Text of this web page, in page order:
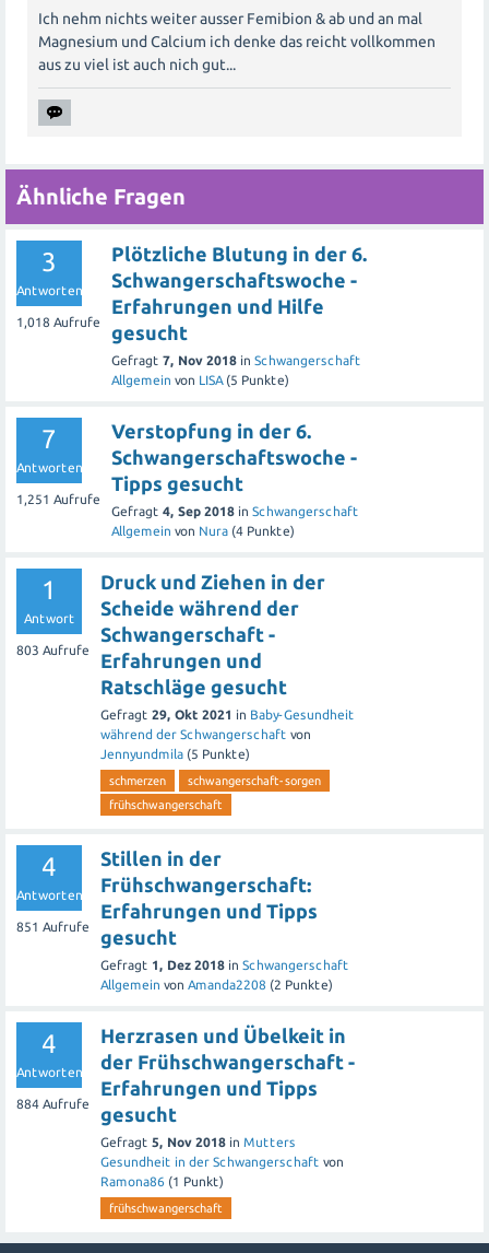
Ich nehm nichts weiter ausser Femibion & ab und an mal
Magnesium und Calcium ich denke das reicht vollkommen
aus zu viel ist auch nich gut...
Ähnliche Fragen
3
Antworten
1,018 Aufrufe
Plötzliche Blutung in der 6.
Schwangerschaftswoche -
Erfahrungen und Hilfe
gesucht
Gefragt 7, Nov 2018 in Schwangerschaft
Allgemein von LISA (5 Punkte)
7
Antworten
1,251 Aufrufe
Verstopfung in der 6.
Schwangerschaftswoche -
Tipps gesucht
Gefragt 4, Sep 2018 in Schwangerschaft
Allgemein von Nura (4 Punkte)
1
Antwort
803 Aufrufe
Druck und Ziehen in der
Scheide während der
Schwangerschaft -
Erfahrungen und
Ratschläge gesucht
Gefragt 29, Okt 2021 in Baby-Gesundheit
während der Schwangerschaft von
Jennyundmila (5 Punkte)
schmerzen
schwangerschaft-sorgen
frühschwangerschaft
4
Antworten
851 Aufrufe
Stillen in der
Frühschwangerschaft:
Erfahrungen und Tipps
gesucht
Gefragt 1, Dez 2018 in Schwangerschaft
Allgemein von Amanda2208 (2 Punkte)
4
Antworten
884 Aufrufe
Herzrasen und Übelkeit in
der Frühschwangerschaft -
Erfahrungen und Tipps
gesucht
Gefragt 5, Nov 2018 in Mutters
Gesundheit in der Schwangerschaft von
Ramona86 (1 Punkt)
frühschwangerschaft